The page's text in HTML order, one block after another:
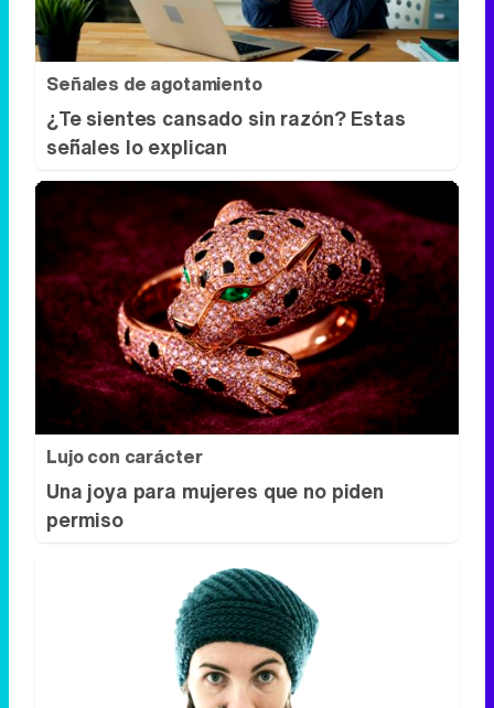
Señales de agotamiento
¿Te sientes cansado sin razón? Estas
señales lo explican
Lujo con carácter
Una joya para mujeres que no piden
permiso